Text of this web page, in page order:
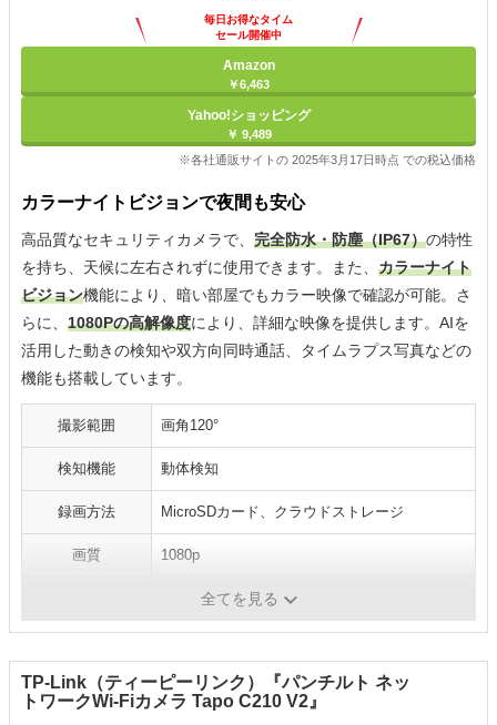
毎日お得なタイム
セール開催中
Amazon
￥6,463
Yahoo!ショッピング
￥ 9,489
※各社通販サイトの 2025年3月17日時点 での税込価格
カラーナイトビジョンで夜間も安心
高品質なセキュリティカメラで、 完全防水・防塵（IP67）の特性
を持ち、天候に左右されずに使用できます。また、 カラーナイト
ビジョン機能により、暗い部屋でもカラー映像で確認が可能。さ
らに、 1080Pの高解像度により、詳細な映像を提供します。AIを
活用した動きの検知や双方向同時通話、タイムラプス写真などの
機能も搭載しています。
撮影範囲 画角120°
検知機能 動体検知
録画方法 MicroSDカード、クラウドストレージ
画質 1080p
全てを見る
TP-Link（ティーピーリンク）『パンチルト ネッ
トワークWi-Fiカメラ Tapo C210 V2』